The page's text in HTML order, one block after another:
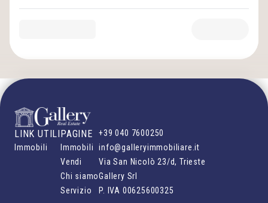
LINK UTILI
Immobili
PAGINE
Immobili
Vendi
Chi siamo
Servizio
+39 040 7600250
info@galleryimmobiliare.it
Via San Nicolò 23/d, Trieste
Gallery Srl
P. IVA 00625600325